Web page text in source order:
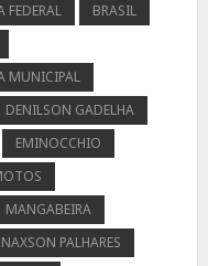
FEDERAL
BRASIL
MUNICIPAL
DENILSON GADELHA
EMINOCCHIO
MANGABEIRA
NAXSON PALHARES